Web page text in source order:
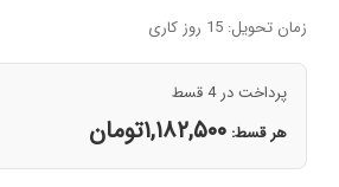
زمان تحویل: 15 روز کاری
پرداخت در 4 قسط
هر قسط:۱,۱۸۲,۵۰۰تومان